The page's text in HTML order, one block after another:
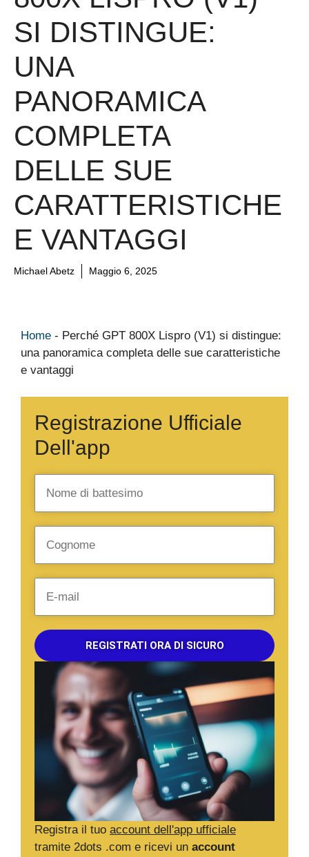
SI DISTINGUE:
UNA
PANORAMICA
COMPLETA
DELLE SUE
CARATTERISTICHE
E VANTAGGI
Michael Abetz Maggio 6, 2025
Home - Perché GPT 800X Lispro (V1) si distingue:
una panoramica completa delle sue caratteristiche
e vantaggi
Registra il tuo account dell'app ufficiale
tramite 2dots .com e ricevi un account
Registrazione Ufficiale
Dell'app
REGISTRATI ORA DI SICURO